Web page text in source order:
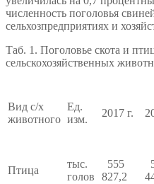
численность поголовья
сельхозпредприятиях и
Таб. 1. Поголовье скота и
сельскохозяйственных
Вид с/х
животного
Ед.
изм.
2017 г.
Птица
тыс.
голов
555
827,2